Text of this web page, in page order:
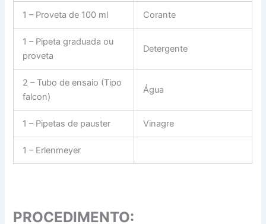
1 – Proveta de 100 ml Corante
1 – Pipeta graduada ou
proveta
Detergente
2 – Tubo de ensaio (Tipo
falcon)
Água
1 – Pipetas de pauster Vinagre
1 – Erlenmeyer
PROCEDIMENTO: